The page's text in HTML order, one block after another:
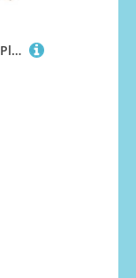
Jiumaocleu Five Nights Spiel Plüsch Schwester Location Foxy Figuren Plüsch FNAF Plushies Weihnachten Neujahr Geburtstag Geschenk